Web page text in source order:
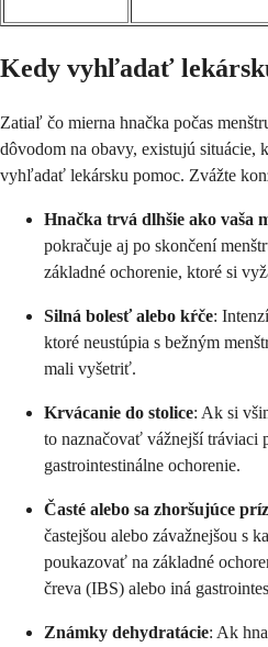
Kedy vyhľadať
Zatiaľ čo mierna hnačka počas
dôvodom na obavy, existujú situácie,
vyhľadať lekársku pomoc. Zvážte
Hnačka trvá dlhšie ako vaša
pokračuje aj po skončení
základné ochorenie, ktoré si
Silná bolesť alebo kŕče:
ktoré neustúpia s bežným
mali vyšetriť.
Krvácanie do stolice: Ak si
to naznačovať vážnejší tráviaci
gastrointestinálne ochorenie.
Časté alebo sa zhoršujúce
častejšou alebo závažnejšou s
poukazovať na základné
čreva (IBS) alebo iná
Známky dehydratácie: Ak